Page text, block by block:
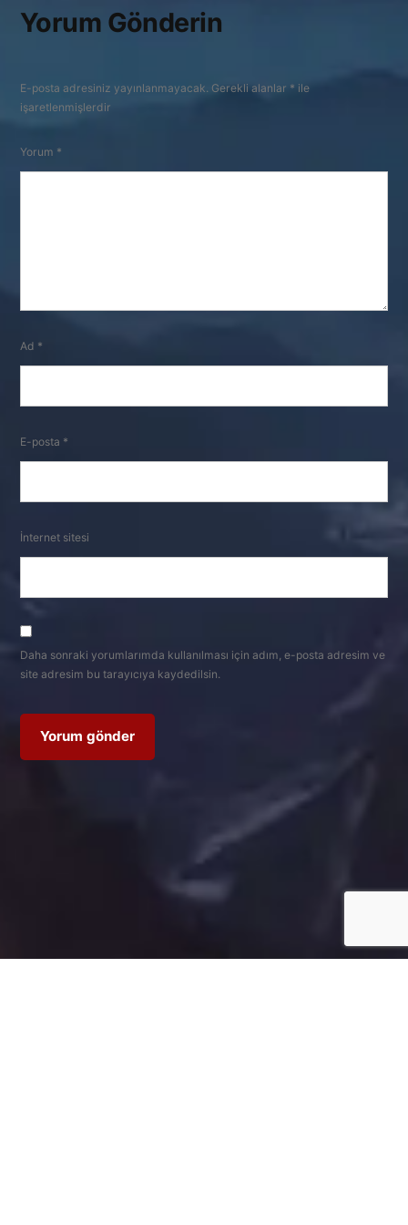
Yorum Gönderin
E-posta adresiniz yayınlanmayacak. Gerekli alanlar * ile
işaretlenmişlerdir
Yorum *
Ad *
E-posta *
İnternet sitesi
Daha sonraki yorumlarımda kullanılması için adım, e-posta adresim ve
site adresim bu tarayıcıya kaydedilsin.